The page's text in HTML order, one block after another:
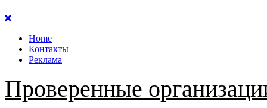
Перейти
содержанию
Home
Контакты
Реклама
Проверенные